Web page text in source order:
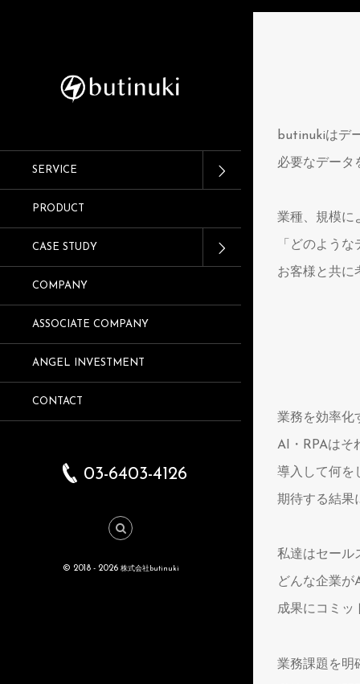
SERVICE
PRODUCT
CASE STUDY
COMPANY
ASSOCIATE COMPANY
ANGEL INVESTMENT
CONTACT
03-6403-4126
© 2018 - 2026 株式会社butinuki
butinukiはデ
必要なデータ
業種、規模に
「どのよう
お客様と共に
業務を効率化
AI・RPAはそ
導入して何を
期待する結果
私達はセール
どんな企業が
成果にコミッ
業務課題を明